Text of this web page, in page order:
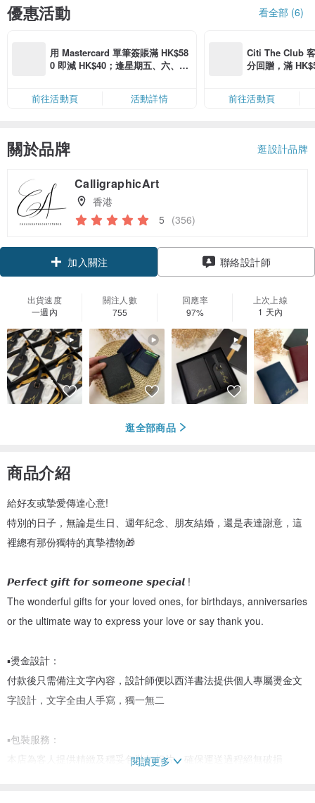
優惠活動 看全部 (6)
用 Mastercard 單筆簽賬滿 HK$58
0 即減 HK$40；逢星期五、六、日
卡」結帳）
前往活動頁 活動詳情
Citi The Club
分回贈，滿
前往活動頁
關於品牌 逛設計品牌
CalligraphicArt
香港
5 (356)
加入關注
聯絡設計師
出貨速度
一週內
關注人數
755
回應率
97%
上次上線
1 天內
逛全部商品
商品介紹
給好友或摯愛傳達心意!
特別的日子，無論是生日、週年紀念、朋友結婚，還是表達謝意，這
裡總有那份獨特的真摯禮物🎁
𝙋𝙚𝙧𝙛𝙚𝙘𝙩 𝙜𝙞𝙛𝙩 𝙛𝙤𝙧 𝙨𝙤𝙢𝙚𝙤𝙣𝙚 𝙨𝙥𝙚𝙘𝙞𝙖𝙡 !
The wonderful gifts for your loved ones, for birthdays, anniversaries
or the ultimate way to express your love or say thank you.
▪️燙金設計：
付款後只需備注文字內容，設計師便以西洋書法提供個人專屬燙金文
字設計，文字全由人手寫，獨一無二
▪️包裝服務：
本店為客人提供精緻及穩妥包裝如相片，確保運送過程絕無破損
閱讀更多